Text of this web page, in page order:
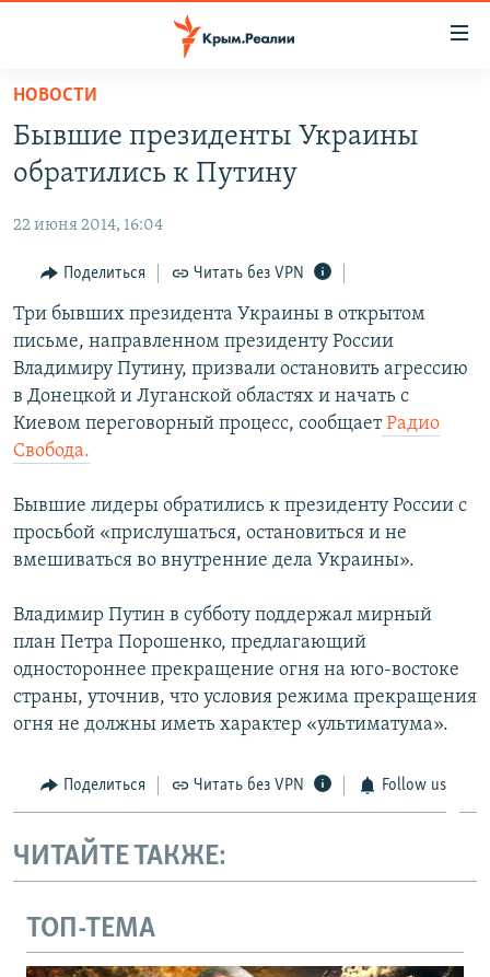
Вернуться
основному
содержанию
Вернутся
навигации
Вернутся
поиску
СПЕЦПРОЕКТЫ
КАРТА ВОЕННЫХ ОБЪЕКТОВ КРЫМА
11 ЛЕТ ОККУПАЦИИ КРЫМА. 11 ИСТОРИЙ СОПРОТИВЛЕНИЯ
ВОДА
ИСТОРИЯ
ЕЩЕ
ИНТЕРАКТИВ
ИНФОГРАФИКА
ТЕЛЕПРОЕКТ КРЫМ.РЕАЛИИ
СОВЕТЫ ПРАВОЗАЩИТНИКОВ
ПОБЕДИТЕЛЕЙ НЕ СУДЯТ?
УКРАИНСКАЯ ПРОБЛЕМА КРЫМА
РАДІО СВОБОДА
КАК ОБОЙТИ БЛОКИРОВКУ
Українською
Qırımtatar
ПРИСОЕДИНЯЙТЕСЬ!
Все сайты RFE/RL
НОВОСТИ
Бывшие президенты Украины
обратились к Путину
22 июня 2014, 16:04
Поделиться Читать без VPN
Три бывших президента Украины в открытом
письме, направленном президенту России
Владимиру Путину, призвали остановить агрессию
в Донецкой и Луганской областях и начать с
Киевом переговорный процесс, сообщаетРадио
Свобода.
Бывшие лидеры обратились к президенту России с
просьбой «прислушаться, остановиться и не
вмешиваться во внутренние дела Украины».
Владимир Путин в субботу поддержал мирный
план Петра Порошенко, предлагающий
одностороннее прекращение огня на юго-востоке
страны, уточнив, что условия режима прекращения
огня не должны иметь характер «ультиматума».
Поделиться Читать без VPN Follow us
ЧИТАЙТЕ ТАКЖЕ:
ТОП-ТЕМА